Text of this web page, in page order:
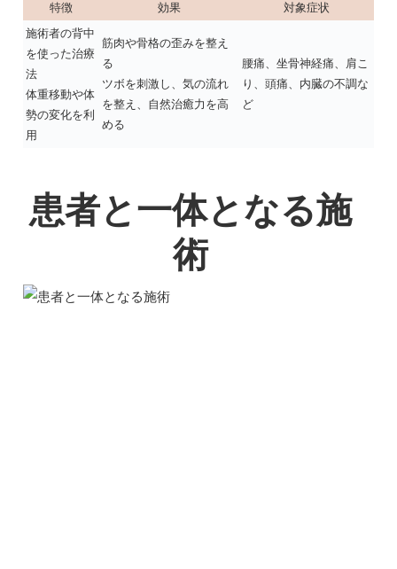
特徴 効果
対象症状
施術者の背中
を使った治療
法
体重移動や体
勢の変化を利
用
筋肉や骨格の歪みを整え
る
ツボを刺激し、気の流れ
を整え、自然治癒力を高
める
腰痛、坐骨神経痛、肩こ
り、頭痛、内臓の不調な
ど
患者と一体となる施
術